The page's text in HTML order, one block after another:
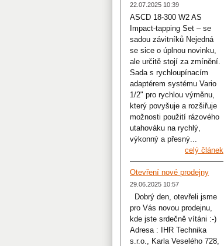
22.07.2025 10:39
ASCD 18-300 W2 AS
Impact-tapping Set – se
sadou závitníků Nejedná
se sice o úplnou novinku,
ale určitě stojí za zmínění.
Sada s rychloupínacím
adaptérem systému Vario
1/2" pro rychlou výměnu,
který povyšuje a rozšiřuje
možnosti použití rázového
utahováku na rychlý,
výkonný a přesný...
celý článek
Otevření nové prodejny
29.06.2025 10:57
Dobrý den, otevřeli jsme
pro Vás novou prodejnu,
kde jste srdečně vítáni :-)
Adresa : IHR Technika
s.r.o., Karla Veselého 728,